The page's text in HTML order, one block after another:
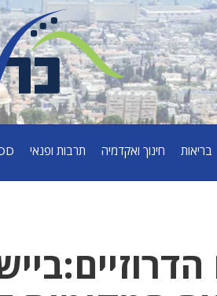
בריאות חינוך ואקדמיה תרבות ופנאי